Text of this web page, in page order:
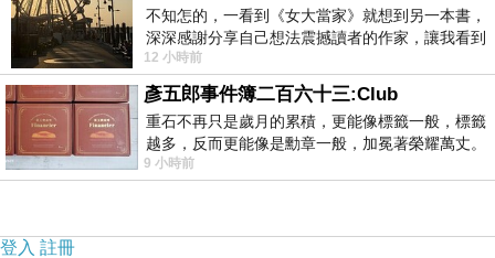
6》的時候，我就是抱持著這種「姑且一看」的心態，反正
前面五集都看了，第六集當然也要來看熱鬧。可是看完之
後竟然發現……這比最近那幾集都好看啊！
《奪魂鋸6》一開場就下猛藥！殺人魔綁來一對放高利貸的
不知怎的，一看到《女大當家》就想到另一本書，
深深感謝分享自己想法震撼讀者的作家，讓我看到
不同樣貌的家庭！ 《女大
12 小時前
彥五郎事件簿二百六十三:Club
重石不再只是歲月的累積，更能像標籤一般，標籤
越多，反而更能像是勳章一般，加冕著榮耀萬丈。
習慣一如縱容，成了再難輕輕放下的罪證
9 小時前
登入 註冊